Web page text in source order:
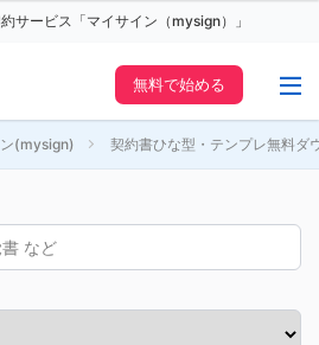
サービス「マイサイン（mysign）」
無料で始める
(mysign) 契約書ひな型・テンプレ無料ダ